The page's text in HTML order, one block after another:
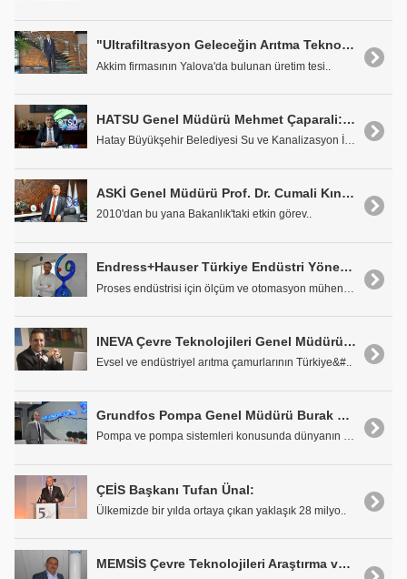
"Ultrafiltrasyon Geleceğin Arıtma Teknolojisi Olacak"
Akkim firmasının Yalova'da bulunan üretim tesi..
HATSU Genel Müdürü Mehmet Çaparali: "Önceliğimiz İnsan Sağlığı"
Hatay Büyükşehir Belediyesi Su ve Kanalizasyon İda..
ASKİ Genel Müdürü Prof. Dr. Cumali Kınacı: 'Kısa Sürede Belli Bir Mesafe Kat Ettik'
2010'dan bu yana Bakanlık'taki etkin görev..
Endress+Hauser Türkiye Endüstri Yöneticisi Berk Güder: 'En Yenilikçi Cihazlarımızla En Optimum Çözümleri Sunuyoruz'
INEVA Çevre Teknolojileri Genel Müdürü Onur Taş: 'Arıtma Çamuru Bir Enerji Kaynağı Olarak Kullanılmalı'
Evsel ve endüstriyel arıtma çamurlarının Türkiye&#..
Grundfos Pompa Genel Müdürü Burak Gürkan: 'Geleceğin Pompası, Grundfos Çatısı Altından Çıkacak'
Pompa ve pompa sistemleri konusunda dünyanın en ön..
ÇEİS Başkanı Tufan Ünal:
Ülkemizde bir yılda ortaya çıkan yaklaşık 28 milyo..
MEMSİS Çevre Teknolojileri Araştırma ve Geliştirme Ltd. Şti. Genel Müdürü Prof. Dr. İsmail Koyuncu